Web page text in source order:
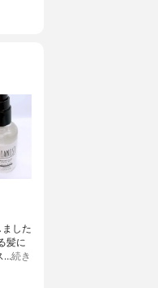
した
髪に
…続き